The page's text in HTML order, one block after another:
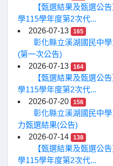
【甄選結果及甄選公
學115學年度第2次代...
2026-07-13
165
彰化縣立溪湖國民中
(第一次公告)
2026-07-13
164
【甄選結果及甄選公
學115學年度第2次代...
2026-07-20
156
彰化縣立溪湖國民中
力甄選結果(公告)
2026-07-14
138
【甄選結果及甄選公
學115學年度第2次代...